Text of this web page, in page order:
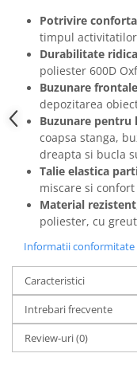
Potrivire
timpul
Durabilitate
poliester 600D
Buzunare
depozitarea
Buzunare pentru
coapsa stanga,
dreapta si bucla
Talie elastica
miscare si
Material rezistent
poliester, cu
Informatii
Caracteristici
Intrebari frecvente
Review-uri(0)